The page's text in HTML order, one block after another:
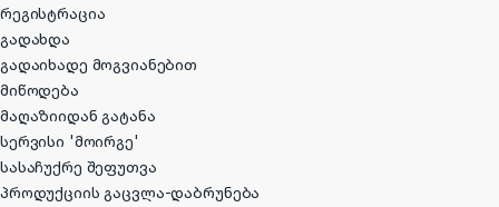
რეგისტრაცია
გადახდა
გადაიხადე მოგვიანებით
მიწოდება
მაღაზიიდან გატანა
სერვისი 'მოირგე'
სასაჩუქრე შეფუთვა
პროდუქციის გაცვლა-დაბრუნება